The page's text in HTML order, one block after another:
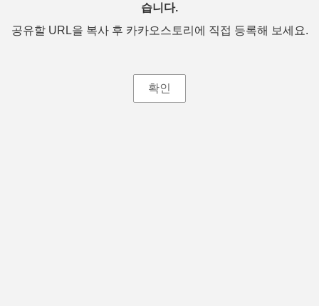
습니다.
공유할 URL을 복사 후 카카오스토리에 직접 등록해 보세요.
확인